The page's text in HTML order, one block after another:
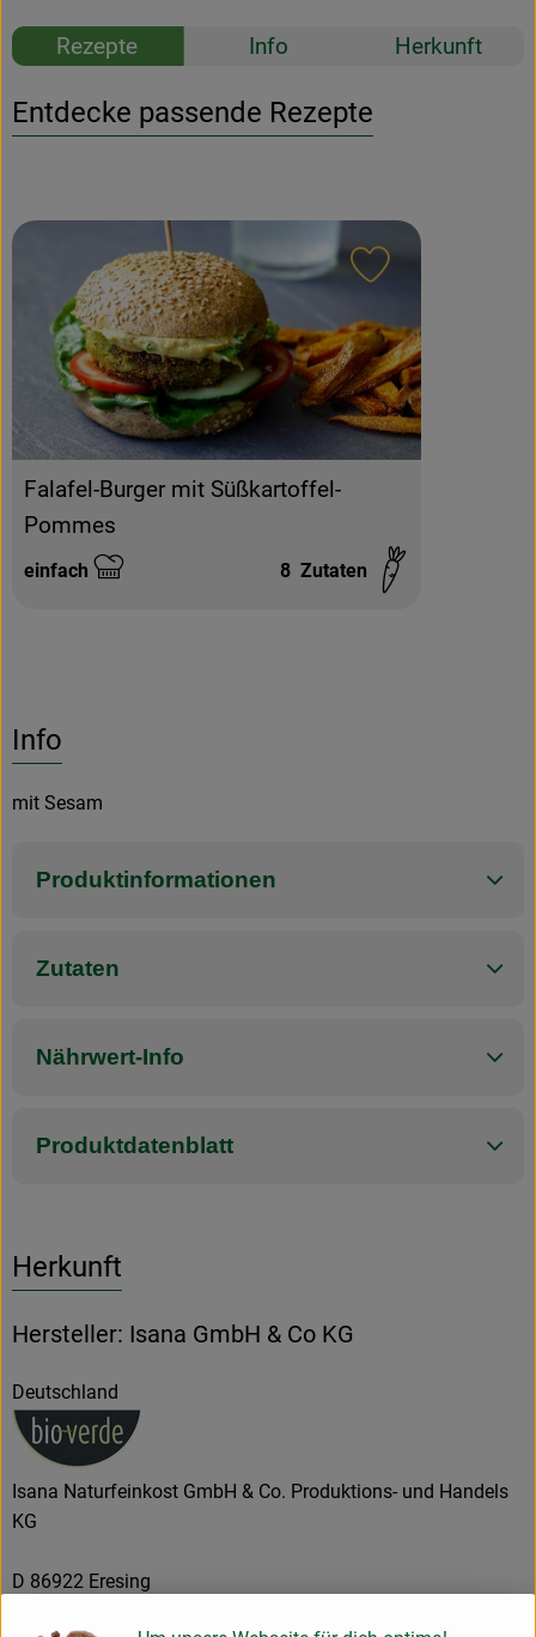
Rezepte Info Herkunft
Entdecke passende Rezepte
Falafel-Burger mit Süßkartoffel-
Pommes
Schwierigkeit:
einfach 8 Zutaten
Info
mit Sesam
Produktinformationen
Zutaten
Nährwert-Info
Produktdatenblatt
Herkunft
Hersteller: Isana GmbH & Co KG
Deutschland
Isana Naturfeinkost GmbH & Co. Produktions- und Handels
KG
D 86922 Eresing